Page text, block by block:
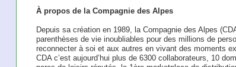
À propos de la Compagnie des Alpes
Depuis sa création en 1989, la Compagnie des Alpes
parenthèses de vie inoubliables pour des millions de
reconnecter à soi et aux autres en vivant des moments
CDA c’est aujourd’hui plus de 6300 collaborateurs, 10